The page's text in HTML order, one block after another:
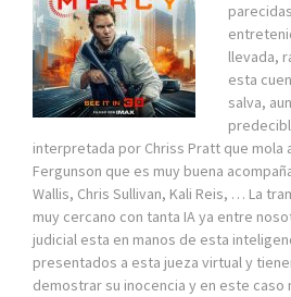
llevada,
esta
salva,
interpretada por Chriss Pratt que mola
Fergunson que es muy buena
Wallis, Chris Sullivan, Kali Reis, … La
muy cercano con tanta IA ya entre
judicial esta en manos de esta
presentados a esta jueza virtual y
demostrar su inocencia y en este